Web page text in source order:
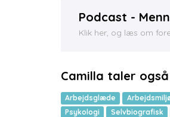
Podcast -
Klik her, og læs om
Camilla taler
Arbejdsglæde
Psykologi
Selvbiografisk